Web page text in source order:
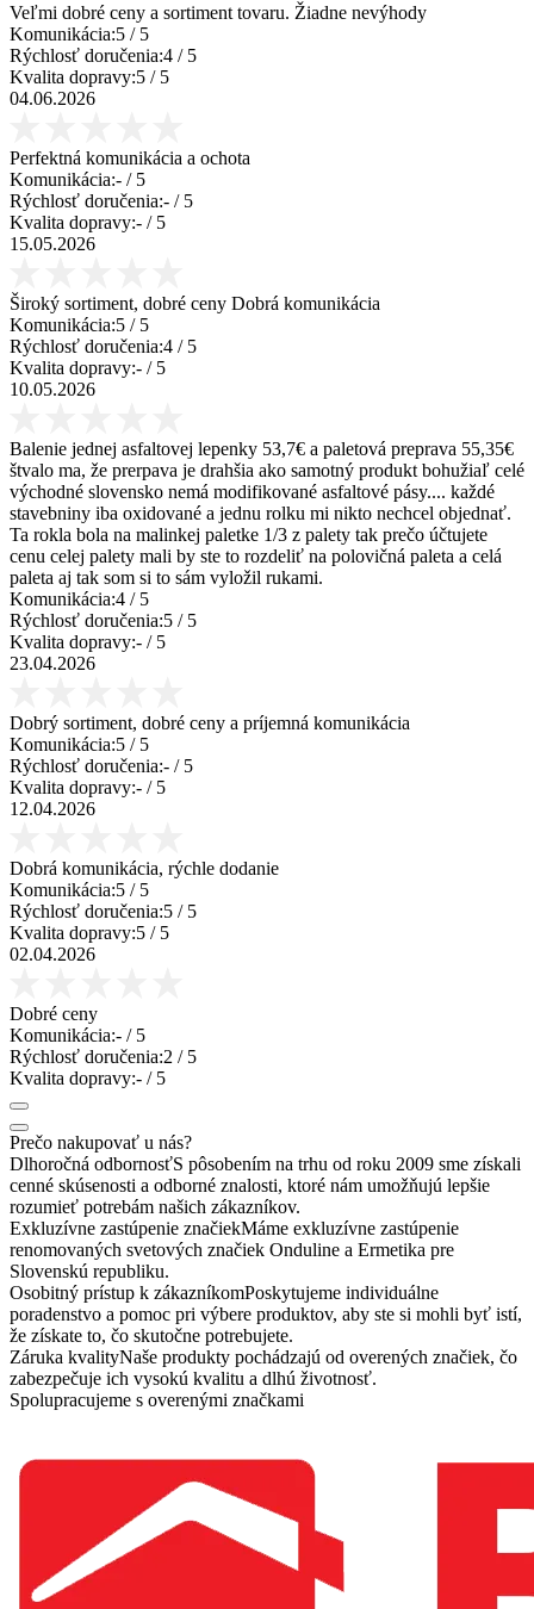
Veľmi dobré ceny a sortiment tovaru. Žiadne nevýhody
Komunikácia:5 / 5
Rýchlosť doručenia:4 / 5
Kvalita dopravy:5 / 5
04.06.2026
Perfektná komunikácia a ochota
Komunikácia:- / 5
Rýchlosť doručenia:- / 5
Kvalita dopravy:- / 5
15.05.2026
Široký sortiment, dobré ceny Dobrá komunikácia
Komunikácia:5 / 5
Rýchlosť doručenia:4 / 5
Kvalita dopravy:- / 5
10.05.2026
Balenie jednej asfaltovej lepenky 53,7€ a paletová preprava 55,35€
štvalo ma, že prerpava je drahšia ako samotný produkt bohužiaľ celé
východné slovensko nemá modifikované asfaltové pásy.... každé
stavebniny iba oxidované a jednu rolku mi nikto nechcel objednať.
Ta rokla bola na malinkej paletke 1/3 z palety tak prečo účtujete
cenu celej palety mali by ste to rozdeliť na polovičná paleta a celá
paleta aj tak som si to sám vyložil rukami.
Komunikácia:4 / 5
Rýchlosť doručenia:5 / 5
Kvalita dopravy:- / 5
23.04.2026
Dobrý sortiment, dobré ceny a príjemná komunikácia
Komunikácia:5 / 5
Rýchlosť doručenia:- / 5
Kvalita dopravy:- / 5
12.04.2026
Dobrá komunikácia, rýchle dodanie
Komunikácia:5 / 5
Rýchlosť doručenia:5 / 5
Kvalita dopravy:5 / 5
02.04.2026
Dobré ceny
Komunikácia:- / 5
Rýchlosť doručenia:2 / 5
Kvalita dopravy:- / 5
Prečo nakupovať u nás?
Dlhoročná odbornosťS pôsobením na trhu od roku 2009 sme získali
cenné skúsenosti a odborné znalosti, ktoré nám umožňujú lepšie
rozumieť potrebám našich zákazníkov.
Exkluzívne zastúpenie značiekMáme exkluzívne zastúpenie
renomovaných svetových značiek Onduline a Ermetika pre
Slovenskú republiku.
Osobitný prístup k zákazníkomPoskytujeme individuálne
poradenstvo a pomoc pri výbere produktov, aby ste si mohli byť istí,
že získate to, čo skutočne potrebujete.
Záruka kvalityNaše produkty pochádzajú od overených značiek, čo
zabezpečuje ich vysokú kvalitu a dlhú životnosť.
Spolupracujeme s overenými značkami